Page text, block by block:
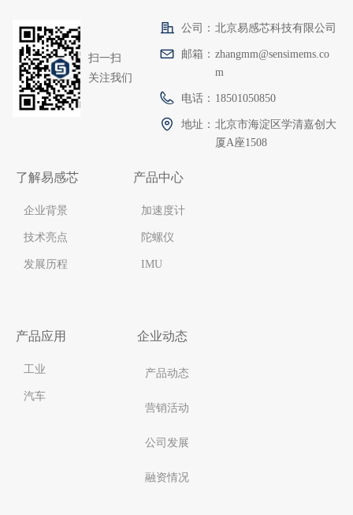
了解易感芯
企业背景
技术亮点
发展历程
产品中心
加速度计
陀螺仪
IMU
产品应用
工业
汽车
企业动态
产品动态
营销活动
公司发展
融资情况
扫一扫
关注我们
公司： 北京易感芯科技有限公司
邮箱： zhangmm@sensimems.co
m
电话： 18501050850
地址： 北京市海淀区学清嘉创大
厦A座1508